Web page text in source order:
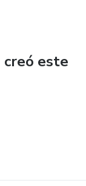
y la
y cómo
para todos
informadas
este